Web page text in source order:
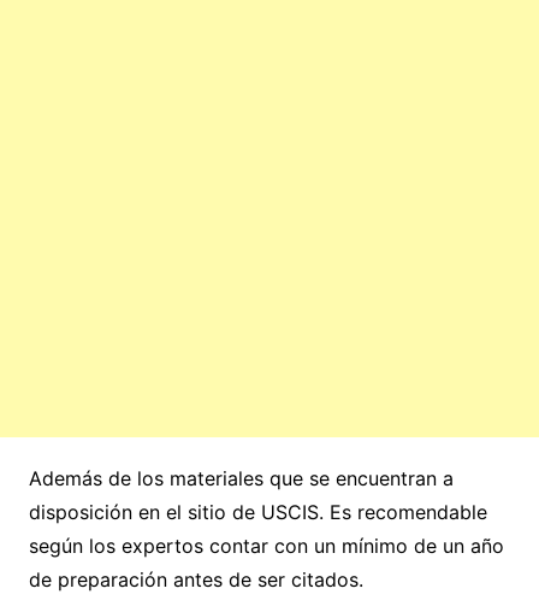
Además de los materiales que se encuentran a
disposición en el sitio de USCIS. Es recomendable
según los expertos contar con un mínimo de un año
de preparación antes de ser citados.